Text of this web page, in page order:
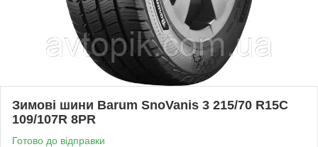
Зимові шини Barum SnoVanis 3 215/70 R15C
109/107R 8PR
Готово до відправки